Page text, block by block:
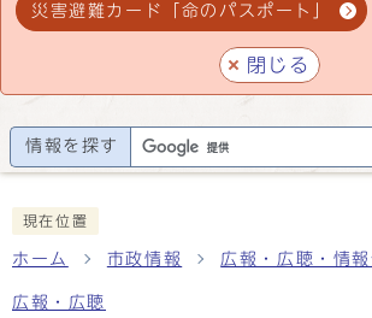
災害避難カード「命のパスポート」
閉じる
情報を探す
現在位置
ホーム 市政情報 広報・広聴・情報
広報・広聴